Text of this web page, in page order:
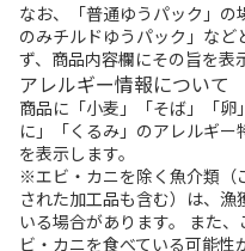
なお、「普通ゆうパック」
のみチルドゆうパック」な
ず、商品内容欄にその旨を表
アレルギー情報について
商品に「小麦」「そば」「
に」「くるみ」のアレルギ
を表示します。
※エビ・カニを除く魚介類（
された加工品も含む）は、
いる場合があります。 また
ビ・カニを食べている可能性